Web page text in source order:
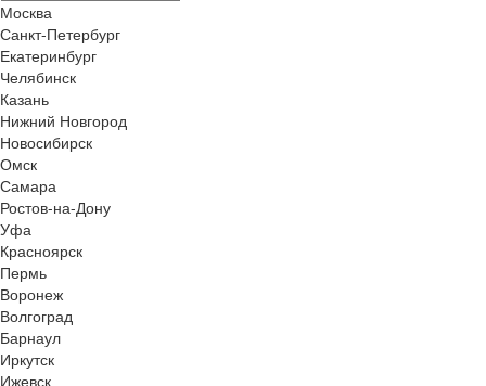
Москва
Санкт-Петербург
Екатеринбург
Челябинск
Казань
Нижний Новгород
Новосибирск
Омск
Самара
Ростов-на-Дону
Уфа
Красноярск
Пермь
Воронеж
Волгоград
Барнаул
Иркутск
Ижевск